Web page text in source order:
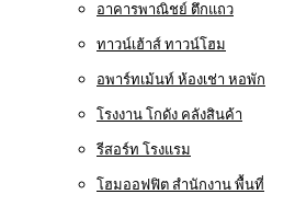
อาคารพาณิชย์ ตึกแถว
ทาวน์เฮ้าส์ ทาวน์โฮม
อพาร์ทเม้นท์ ห้องเช่า หอพัก
โรงงาน โกดัง คลังสินค้า
รีสอร์ท โรงแรม
โฮมออฟฟิต สำนักงาน พื้นที่